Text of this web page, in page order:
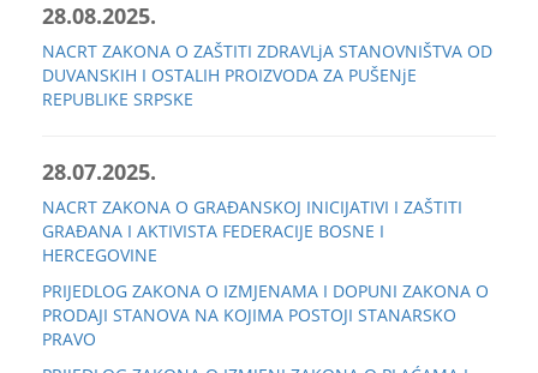
28.08.2025.
NACRT ZAKONA O ZAŠTITI ZDRAVLjA STANOVNIŠTVA OD
DUVANSKIH I OSTALIH PROIZVODA ZA PUŠENjE
REPUBLIKE SRPSKE
28.07.2025.
NACRT ZAKONA O GRAĐANSKOJ INICIJATIVI I ZAŠTITI
GRAĐANA I AKTIVISTA FEDERACIJE BOSNE I
HERCEGOVINE
PRIJEDLOG ZAKONA O IZMJENAMA I DOPUNI ZAKONA O
PRODAJI STANOVA NA KOJIMA POSTOJI STANARSKO
PRAVO